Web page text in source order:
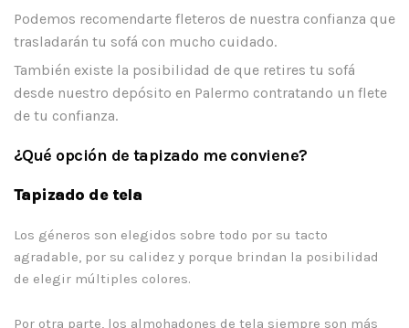
Podemos recomendarte fleteros de nuestra confianza que
trasladarán tu sofá con mucho cuidado.
También existe la posibilidad de que retires tu sofá
desde nuestro depósito en Palermo contratando un flete
de tu confianza.
¿Qué opción de tapizado me conviene?
Tapizado de tela
Los géneros son elegidos sobre todo por su tacto
agradable, por su calidez y porque brindan la posibilidad
de elegir múltiples colores.
Por otra parte, los almohadones de tela siempre son más